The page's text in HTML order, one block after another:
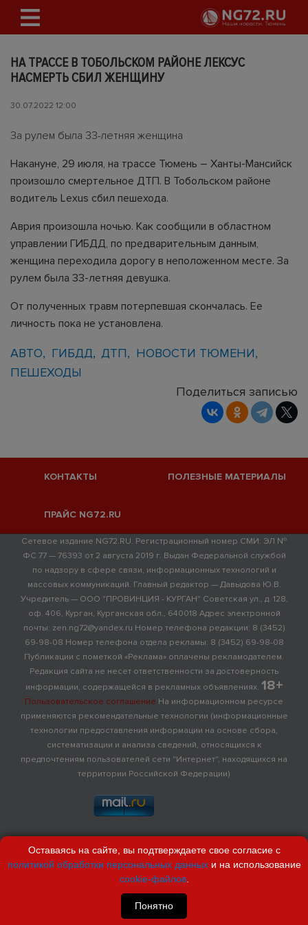
НА ТРАССЕ В ТОБОЛЬСКОМ РАЙОНЕ ЛЕКСУС
НАСМЕРТЬ СБИЛ ЖЕНЩИНУ
30.07.2022 12:00
За рулем была 33-летняя женщина
Накануне, 29 июля, на трассе Тюмень – Ханты-Мансийск
произошло смертельное ДТП. В Тобольском районе
водитель Lexus сбил пешехода.
Аврия произошла ночью. Как сообщили в областном
управлении ГИБДД, по предварительным данным,
женщина переходила дорогу в неположенном месте. За
рулем была 33-летняя девушка.
От полученных травм потерпевшая скончалась. Ее
личность пока не установлена.
АВТО ГИБДД ДТП
НОВОСТИ ТЮМЕНИ
ПЕШЕХОДЫ
Поделиться записью
КОНТАКТЫ ПОЛЕЗНЫЕ МАТЕРИАЛЫ
ПРАЙС NG72.RU
Сетевое издание NG72.RU. Регистрационный номер СМИ: ЭЛ №
ФС 77 — 76393 от 2 августа 2019 г. Выдан Федеральной службой
по надзору в сфере связи, информационных технологий и
массовых коммуникаций. Главный редактор — Давыдова Ю.В.
Учредитель — ООО "ПРОВИНЦИЯ - КУРГАН" Советская ул., д. 128,
оф. 406, Курган, Курганская обл., 640018 Адрес электронной
почты: zen.ng72@yandex.ru Номер телефона редакции: 8 (3452)
69-98-08 Номер телефона отдела рекламы: 8 (3452) 69-98-08
Публикации с пометкой «Реклама» оплачены рекламодателем.
Редакция сайта не несет ответственности за достоверность
информации, содержащейся в рекламных объявлениях. 18+
Пользовательское соглашение На информационном ресурсе
применяются рекомендательные технологии (информационные
технологии предоставления информации на основе сбора,
систематизации и анализа сведений, относящихся к
предпочтениям пользователей сети "Интернет", находящихся на
территории Российской Федерации)
Оставаясь на сайте, вы подтверждаете свое согласие с
политикой обработки персональных данныхи на использование
cookie-файлов.
Понятно